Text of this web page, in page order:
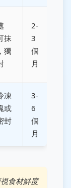
抹
獨
2-
3
個
月
凍
或
封
3-
6
個
月
食材鮮度